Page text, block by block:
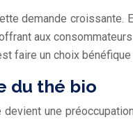
demande
aux
faire un choix
du thé bio
une